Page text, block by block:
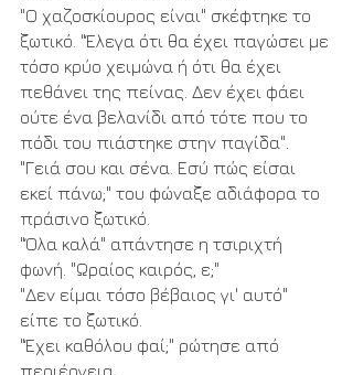
"Ο χαζοσκίουρος είναι" σκέφτηκε το
ξωτικό. "Έλεγα ότι θα έχει παγώσει με
τόσο κρύο χειμώνα ή ότι θα έχει
πεθάνει της πείνας. Δεν έχει φάει
ούτε ένα βελανίδι από τότε που το
πόδι του πιάστηκε στην παγίδα".
"Γειά σου και σένα. Εσύ πώς είσαι
εκεί πάνω;" του φώναξε αδιάφορα το
πράσινο ξωτικό.
"Όλα καλά" απάντησε η τσιριχτή
φωνή. "Ωραίος καιρός, ε;"
"Δεν είμαι τόσο βέβαιος γι' αυτό"
είπε το ξωτικό.
"Έχει καθόλου φαί;" ρώτησε από
περιέργεια.